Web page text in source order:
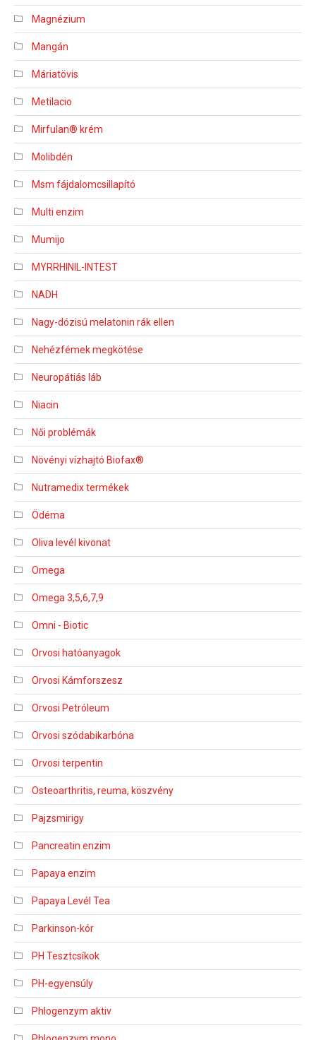
Magnézium
Mangán
Máriatövis
Metilacio
Mirfulan® krém
Molibdén
Msm fájdalomcsillapító
Multi enzim
Mumijo
MYRRHINIL-INTEST
NADH
Nagy-dózisú melatonin rák ellen
Nehézfémek megkötése
Neuropátiás láb
Niacin
Női problémák
Növényi vízhajtó Biofax®
Nutramedix termékek
Ödéma
Oliva levél kivonat
Omega
Omega 3,5,6,7,9
Omni - Biotic
Orvosi hatóanyagok
Orvosi Kámforszesz
Orvosi Petróleum
Orvosi szódabikarbóna
Orvosi terpentin
Osteoarthritis, reuma, köszvény
Pajzsmirigy
Pancreatin enzim
Papaya enzim
Papaya Levél Tea
Parkinson-kór
PH Tesztcsíkok
PH-egyensúly
Phlogenzym aktiv